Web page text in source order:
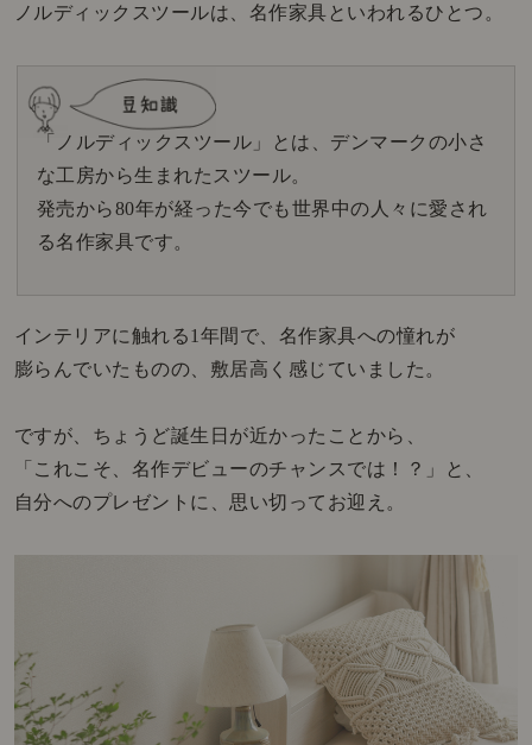
ノルディックスツールは、名作家具といわれるひとつ。
「ノルディックスツール」とは、デンマークの小さ
な工房から生まれたスツール。
発売から80年が経った今でも世界中の人々に愛され
る名作家具です。
インテリアに触れる1年間で、名作家具への憧れが
膨らんでいたものの、敷居高く感じていました。
ですが、ちょうど誕生日が近かったことから、
「これこそ、名作デビューのチャンスでは！？」と、
自分へのプレゼントに、思い切ってお迎え。